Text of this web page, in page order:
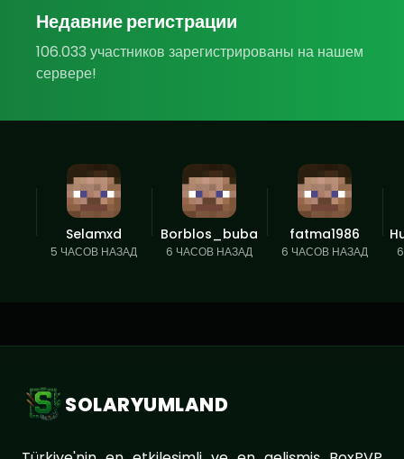
Недавние регистрации
106.033 участников зарегистрированы на нашем
сервере!
Selamxd
5 ЧАСОВ НАЗАД
Borblos_buba
6 ЧАСОВ НАЗАД
fatma1986
6 ЧАСОВ НАЗАД
SOLARYUMLAND